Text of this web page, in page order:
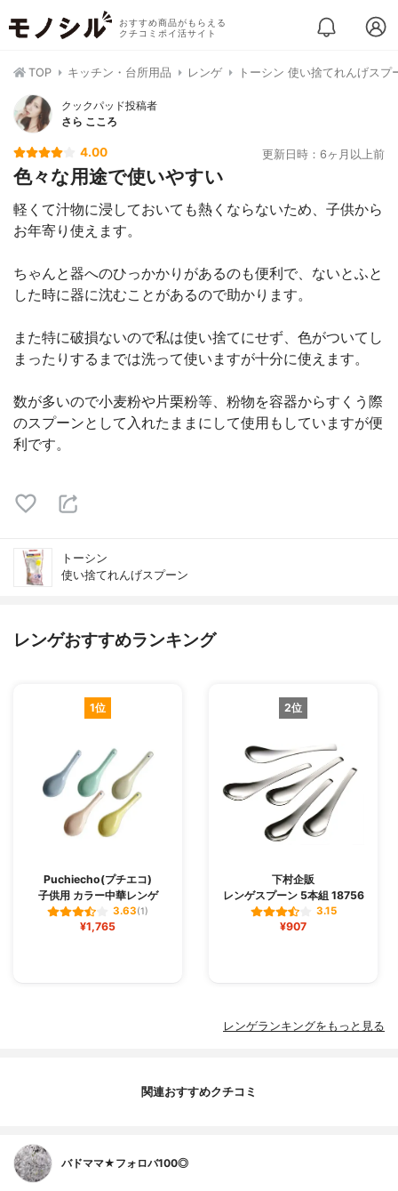
おすすめ商品がもらえる
クチコミポイ活サイト
TOP キッチン・台所用品 レンゲ トーシン 使い捨てれんげスプ
クックパッド投稿者
さら こころ
4.00 更新日時：6ヶ月以上前
色々な用途で使いやすい
軽くて汁物に浸しておいても熱くならないため、子供から
お年寄り使えます。
ちゃんと器へのひっかかりがあるのも便利で、ないとふと
した時に器に沈むことがあるので助かります。
また特に破損ないので私は使い捨てにせず、色がついてし
まったりするまでは洗って使いますが十分に使えます。
数が多いので小麦粉や片栗粉等、粉物を容器からすくう際
のスプーンとして入れたままにして使用もしていますが便
利です。
トーシン
使い捨てれんげスプーン
レンゲおすすめランキング
1位
Puchiecho(プチエコ)
子供用 カラー中華レンゲ
3.63(1)
¥1,765
2位
下村企販
レンゲスプーン 5本組 18756
3.15
¥907
レンゲランキングをもっと見る
関連おすすめクチコミ
バドママ★フォロバ100◎